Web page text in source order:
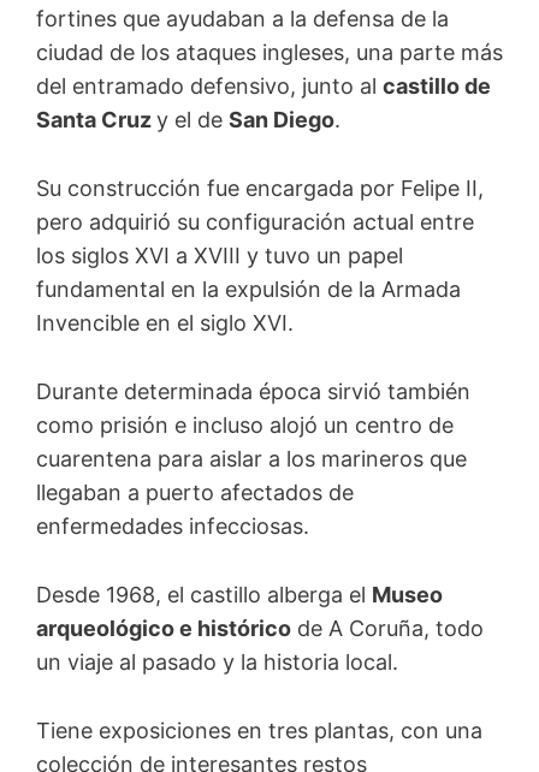
fortines que ayudaban a la defensa de la
ciudad de los ataques ingleses, una parte más
del entramado defensivo, junto al castillo de
Santa Cruzy el de San Diego.
Su construcción fue encargada por Felipe II,
pero adquirió su configuración actual entre
los siglos XVI a XVIII y tuvo un papel
fundamental en la expulsión de la Armada
Invencible en el siglo XVI.
Durante determinada época sirvió también
como prisión e incluso alojó un centro de
cuarentena para aislar a los marineros que
llegaban a puerto afectados de
enfermedades infecciosas.
Desde 1968, el castillo alberga el Museo
arqueológico e histórico de A Coruña, todo
un viaje al pasado y la historia local.
Tiene exposiciones en tres plantas, con una
colección de interesantes restos